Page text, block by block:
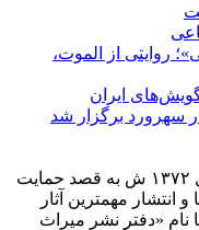
روایتی از الموت،
ایران
سهرورد برگزار شد
مؤسسه پژوهشی میراث مكتوب در سال ۱۳۷۲ ش به قصد حمایت
مهمترین آثار
نام «دفتر نشر میراث